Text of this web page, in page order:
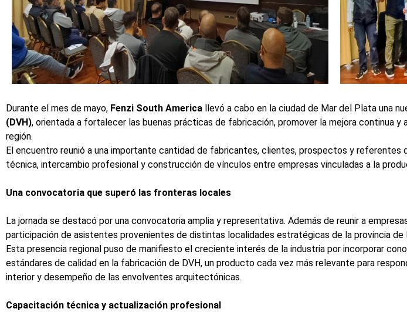
Durante el mes de mayo, Fenzi South America llevó a cabo en la ciudad de Mar del Plata una
(DVH), orientada a fortalecer las buenas prácticas de fabricación, promover la mejora continua y
región.
El encuentro reunió a una importante cantidad de fabricantes, clientes, prospectos y
técnica, intercambio profesional y construcción de vínculos entre empresas vinculadas a la
Una convocatoria que superó las fronteras locales
La jornada se destacó por una convocatoria amplia y representativa. Además de reunir a
participación de asistentes provenientes de distintas localidades estratégicas de la provincia de
Esta presencia regional puso de manifiesto el creciente interés de la industria por incorporar
estándares de calidad en la fabricación de DVH, un producto cada vez más relevante para
interior y desempeño de las envolventes arquitectónicas.
Capacitación técnica y actualización profesional